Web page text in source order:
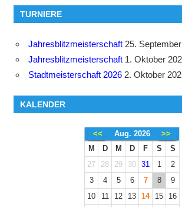
TURNIERE
Jahresblitzmeisterschaft 25.
Jahresblitzmeisterschaft 1. Oktober
Stadtmeisterschaft 2026 2. Oktober
KALENDER
<< Aug. 2026
>>
M
D M D F S
S
27
28 29 30 31 1
2
3
4 5 6 7 8
9
10
11 12 13 14 15
16